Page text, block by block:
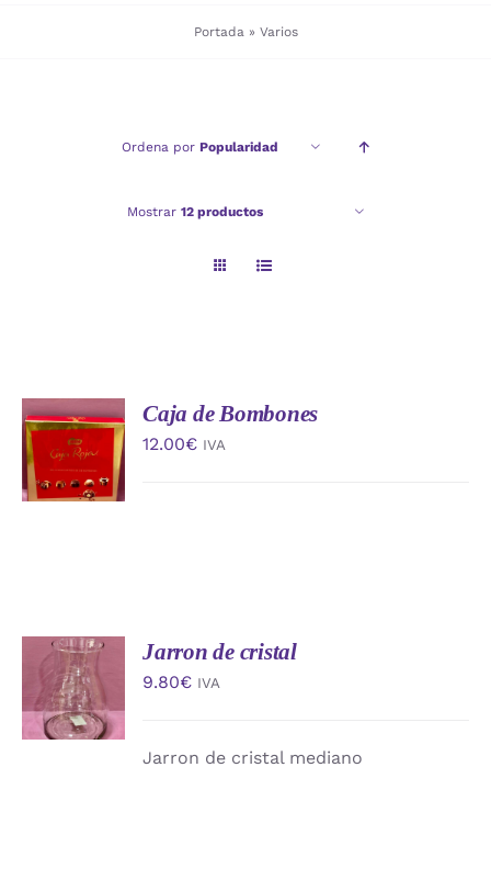
Politica de privacidad
Portada » Varios
Ordena por Popularidad
Mostrar 12 productos
AÑADIR
AL
CARRITO
/
DETALLES
Caja de Bombones
12.00€ IVA
AÑADIR
AL
CARRITO
/
DETALLES
Jarron de cristal
9.80€ IVA
Jarron de cristal mediano